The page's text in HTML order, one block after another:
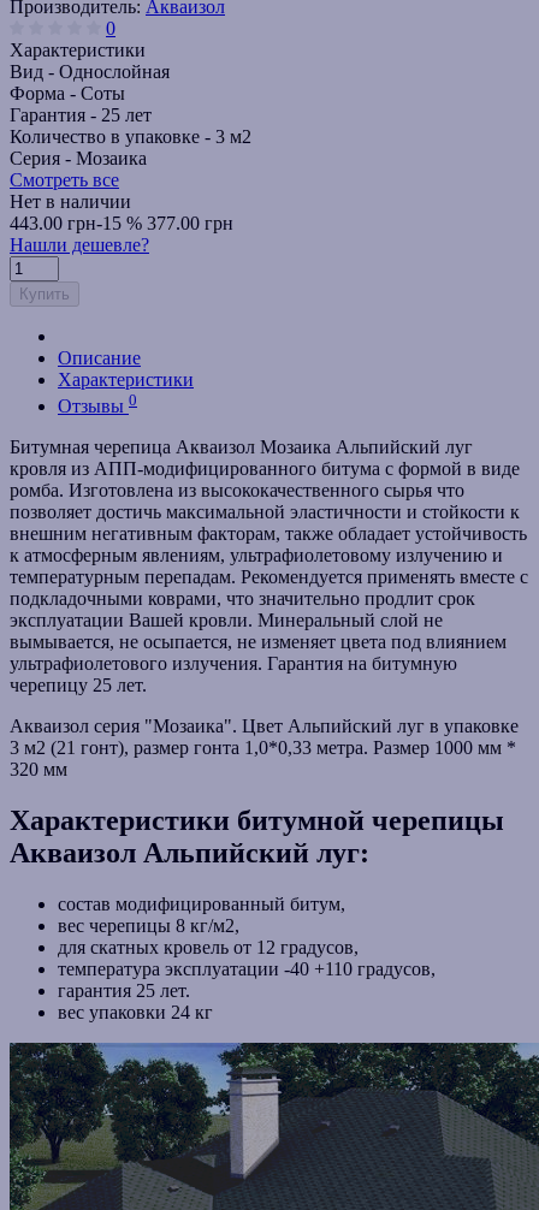
Производитель: Акваизол
0
Характеристики
Вид - Однослойная
Форма - Соты
Гарантия - 25 лет
Количество в упаковке - 3 м2
Серия - Мозаика
Смотреть все
Нет в наличии
443.00 грн-15 % 377.00 грн
Нашли дешевле?
Купить
Описание
Характеристики
Отзывы 0
Битумная черепица Акваизол Мозаика Альпийский луг
кровля из АПП-модифицированного битума с формой в виде
ромба. Изготовлена из высококачественного сырья что
позволяет достичь максимальной эластичности и стойкости к
внешним негативным факторам, также обладает устойчивость
к атмосферным явлениям, ультрафиолетовому излучению и
температурным перепадам. Рекомендуется применять вместе с
подкладочными коврами, что значительно продлит срок
эксплуатации Вашей кровли. Минеральный слой не
вымывается, не осыпается, не изменяет цвета под влиянием
ультрафиолетового излучения. Гарантия на битумную
черепицу 25 лет.
Акваизол серия "Мозаика". Цвет Альпийский луг в упаковке
3 м2 (21 гонт), размер гонта 1,0*0,33 метра. Размер 1000 мм *
320 мм
Характеристики битумной черепицы
Акваизол Альпийский луг:
состав модифицированный битум,
вес черепицы 8 кг/м2,
для скатных кровель от 12 градусов,
температура эксплуатации -40 +110 градусов,
гарантия 25 лет.
вес упаковки 24 кг